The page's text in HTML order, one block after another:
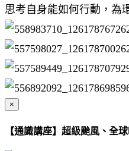
思考自身能如何行動，為
×
【通識講座】超級颱風、全